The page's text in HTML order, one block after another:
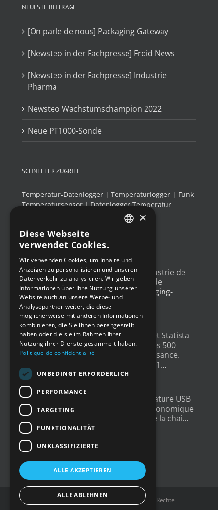
NEUESTE BEITRÄGE
[On parle de nous] Packaging Gateway
[Newsteo in der Fachpresse] Froid News
[Newsteo in der Fachpresse] Industrie
Pharma
Newsteo Wachstumschampion 2022
Neue PT1000-Sonde
SCHNELLER ZUGRIFF
Temperatur-Datenlogger | Temperaturlogger | Funk
Temperatursensor|Datenlogger Temperatur
Thermo-Hygrometer
NEUESTE TWEETS
Un article sur l'#IoTdans l'industrie de
l'emballage, avec un exemple de
déploiement@Newsteopackaging-
gateway.com/features/how-i…
4 Jahren ago
Un grand merci à@LesEchos
et Statista
qui ont classé Newsteo dans les 500
Champions français de la croissance.
twitter.com/i/web/status/1…
4 Jahren ago
New : Enregistreur de Température USB
Tempmate S2. Une solution économique
et fiable pour la supervision de la chaî…
twitter.com/i/web/status/1…
Copyright © 2016-2023
| Alle Rechte
GERMAN
SPANISH
×
Diese Webseite
verwendet Cookies.
Wir verwenden Cookies, um Inhalte und
Anzeigen zu personalisieren und unseren
Datenverkehr zu analysieren. Wir geben
Informationen über Ihre Nutzung unserer
Website auch an unsere Werbe- und
Analysepartner weiter, die diese
möglicherweise mit anderen Informationen
kombinieren, die Sie ihnen bereitgestellt
haben oder die sie im Rahmen Ihrer
Nutzung ihrer Dienste gesammelt haben.
Politique de confidentialité
UNBEDINGT ERFORDERLICH
PERFORMANCE
TARGETING
FUNKTIONALITÄT
UNKLASSIFIZIERTE
ALLE AKZEPTIEREN
ALLE ABLEHNEN